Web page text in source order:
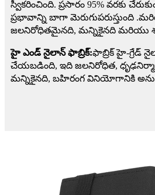
స్వీకరించింది. ప్రసారం 95% వరకు
ప్రభావాన్ని బాగా మెరుగుపరుస్తుంది
జలనిరోధితమైనది, మన్నికైనది మరియు
హై ఎండ్ నైలాన్ ఫాబ్రిక్:ఫాబ్రిక్ హై-గ్రేడ్
చేయబడింది, ఇది జలనిరోధిత,
మన్నికైనది, బహిరంగ వినియోగానికి